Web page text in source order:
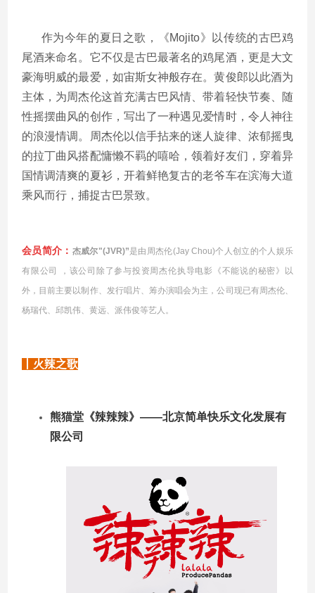
作为今年的夏日之歌，《Mojito》以传统的古巴鸡
尾酒来命名。它不仅是古巴最著名的鸡尾酒，更是大文
豪海明威的最爱，如宙斯女神般存在。黄俊郎 以此酒为
主体，为周杰伦这首充满古巴风情、带着轻快节奏、随
性摇摆曲风的创作，写出了一种遇见爱情时，令人神往
的浪漫情调 。周杰伦以信手拈来的迷人旋律、浓郁摇曳
的拉丁曲风搭配慵懒不羁的嘻哈，领着好友们，穿着异
国情调清爽的夏衫，开着鲜艳复古的老爷车在滨海大道
乘风而行，捕捉古巴景致。
会员简介： 杰威尔"(JVR)”是由周杰伦(Jay Chou)个人创立的个人娱乐
有限公司 ，该公司除了参与投资周杰伦执导电影《不能说的秘密》以
外，目前主要以制作、发行唱片、筹办演唱会为主，公司现已有周杰伦、
杨瑞代、邱凯伟、黄远、派伟俊等艺人。
丨火辣之歌
熊猫堂《辣辣辣》——北京简单快乐文化发展有
限公司